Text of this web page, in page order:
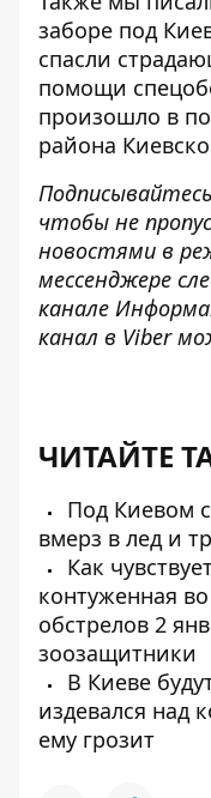
заборе под
спасли
помощи
произошло в
района
чтобы не
новостями в
мессенджере
канале
канал в Viber
ЧИТАЙТЕ
Под Киевом
вмерз в лед и
Как
контуженная
обстрелов 2
зоозащитники
В Киеве
издевался над
ему грозит